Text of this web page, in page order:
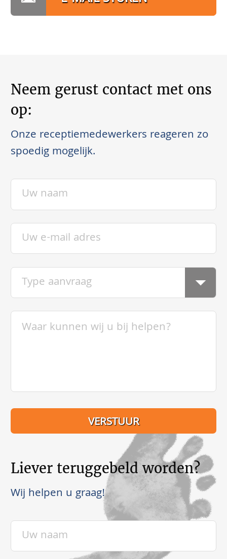
Neem gerust contact met ons
op:
Onze receptiemedewerkers reageren zo
spoedig mogelijk.
Liever teruggebeld worden?
Wij helpen u graag!